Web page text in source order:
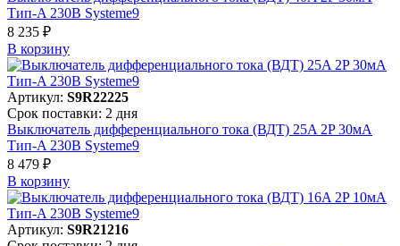
Тип-A 230В Systeme9
8 235 ₽
В корзинy
Артикул: S9R22225
Срок поставки: 2 дня
Выключатель дифференциального тока (ВДТ) 25A 2P 30мА
Тип-A 230В Systeme9
8 479 ₽
В корзинy
Артикул: S9R21216